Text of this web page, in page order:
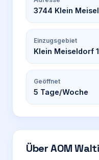
3744 Klein
Einzugsgebiet
Klein Meiseldorf
Geöffnet
5 Tage/Woche
ÜberAOM